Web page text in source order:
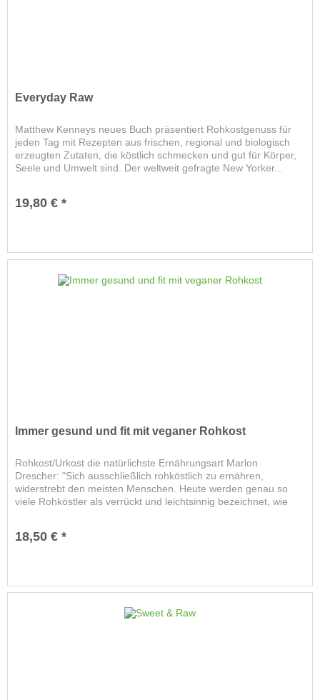
Everyday Raw
Matthew Kenneys neues Buch präsentiert Rohkostgenuss für
jeden Tag mit Rezepten aus frischen, regional und biologisch
erzeugten Zutaten, die köstlich schmecken und gut für Körper,
Seele und Umwelt sind. Der weltweit gefragte New Yorker...
19,80 € *
Immer gesund und fit mit veganer Rohkost
Rohkost/Urkost die natürlichste Ernährungsart Marlon
Drescher: "Sich ausschließlich rohköstlich zu ernähren,
widerstrebt den meisten Menschen. Heute werden genau so
viele Rohköstler als verrückt und leichtsinnig bezeichnet, wie
18,50 € *